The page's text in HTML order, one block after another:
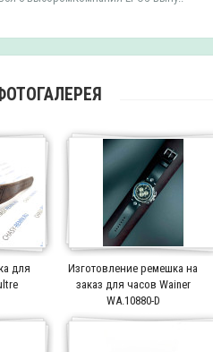
для
Изготовление ремешка на
заказ для часов Wainer
WA.10880-D